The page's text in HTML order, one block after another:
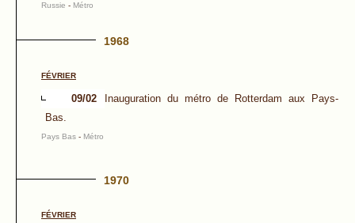
Russie - Métro
1968
FÉVRIER
09/02
Inauguration du métro de Rotterdam aux Pays-
Bas.
Pays Bas - Métro
1970
FÉVRIER